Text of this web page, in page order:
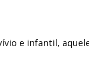
e infantil,